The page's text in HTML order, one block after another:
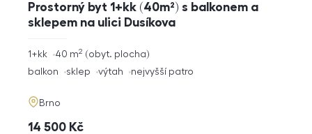
Prostorný byt 1+kk (40m²) s balkonem a
sklepem na ulici Dusíkova
rozměry
1+kk obyt. plocha
40 m2
funkce
balkon sklep výtah nejvyšší patro
adresa
Brno
cena
14 500 Kč